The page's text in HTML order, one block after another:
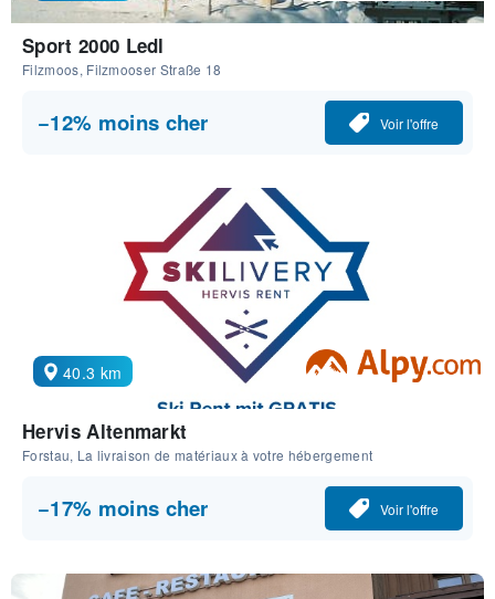
Sport 2000 Ledl
Filzmoos, Filzmooser Straße 18
−12% moins cher Voir l'offre
40.3 km
Hervis Altenmarkt
Forstau, La livraison de matériaux à votre hébergement
−17% moins cher Voir l'offre